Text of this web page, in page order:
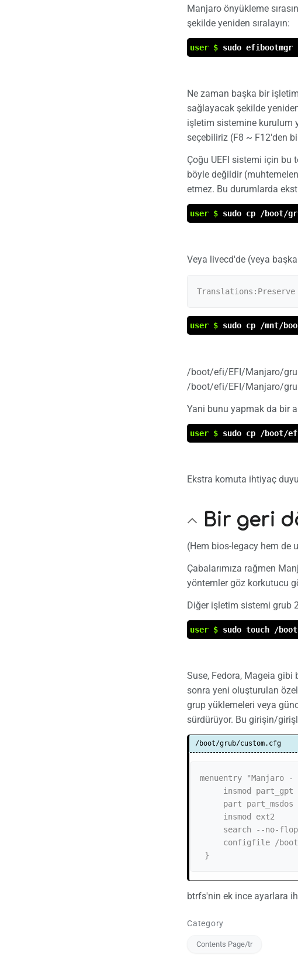
Manjaro önyükleme
şekilde yeniden sıralayın:
user $ sudo efibootmgr
Ne zaman başka bir
sağlayacak şekilde
işletim sistemine kurulum
seçebiliriz (F8 ~ F12'den
Çoğu UEFI sistemi için bu
böyle değildir (muhtemelen
etmez. Bu durumlarda
user $ sudo cp /boot/
Veya livecd'de (veya
user $ sudo cp /mnt/
/boot/efi/EFI/Manjaro/
/boot/efi/EFI/Manjaro/
Yani bunu yapmak da bir
user $ sudo cp /boot/
Ekstra komuta ihtiyaç
Bir geri
(Hem bios-legacy hem de
Çabalarımıza rağmen
yöntemler göz korkutucu
Diğer işletim sistemi grub
user $ sudo touch /
Suse, Fedora, Mageia gibi
sonra yeni oluşturulan
grup yüklemeleri veya
sürdürüyor. Bu girişin/
/boot/grub/custom.cfg
menuentry
btrfs'nin ek ince ayarlara
Category
Contents Page/tr